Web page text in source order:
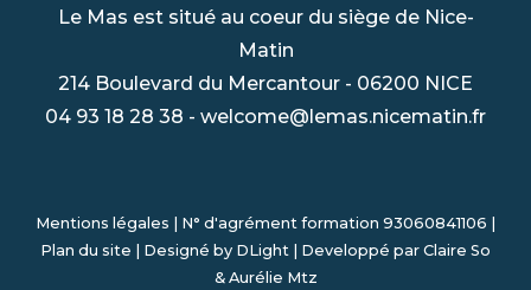
Le Mas est situé au coeur du siège de Nice-
Matin
214 Boulevard du Mercantour - 06200 NICE
04 93 18 28 38 - welcome@lemas.nicematin.fr
Mentions légales
| N° d'agrément formation 93060841106 |
Plan du site
Designé by DLight | Developpé par Claire So
& Aurélie Mtz